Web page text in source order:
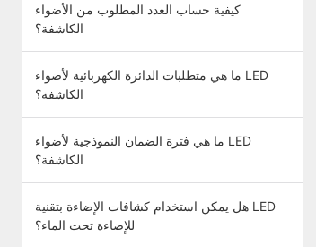
كيفية حساب العدد المطلوب من الأضواء
الكاشفة؟
ما هي متطلبات الدائرة الكهربائية لأضواء LED
الكاشفة؟
ما هي فترة الضمان النموذجية لأضواء LED
الكاشفة؟
هل يمكن استخدام كشافات الإضاءة بتقنية LED
للإضاءة تحت الماء؟